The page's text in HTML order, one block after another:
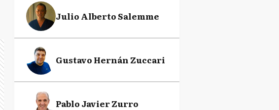
Julio Alberto Salemme
Gustavo Hernán Zuccari
Pablo Javier Zurro